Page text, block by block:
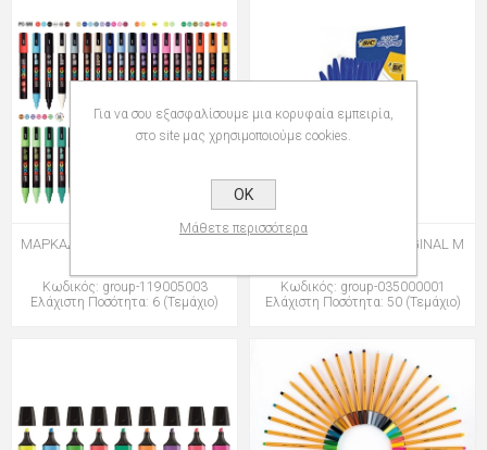
ΜΑΡΚΑΔΟΡΟΙ UNI POSCA PC-5M
Κωδικός: group-119005003
Ελάχιστη Ποσότητα: 6 (Τεμάχιο)
ΣΤΥΛΟ BIC CRISTAL ORIGINAL M
Κωδικός: group-035000001
Ελάχιστη Ποσότητα: 50 (Τεμάχιο)
Για να σου εξασφαλίσουμε μια κορυφαία εμπειρία,
στο site μας χρησιμοποιούμε cookies.
OK
Μάθετε περισσότερα